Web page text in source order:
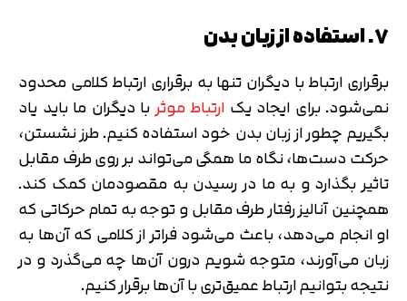
۷. استفاده از زبان بدن
برقراری ارتباط با دیگران تنها به برقراری ارتباط کلامی محدود
نمی‌شود. برای ایجاد یک ارتباط موثربا دیگران ما باید یاد
بگیریم چطور از زبان بدن خود استفاده کنیم. طرز نشستن،
حرکت دست‌ها، نگاه ما همگی می‌تواند بر روی طرف مقابل
تاثیر بگذارد و به ما در رسیدن به مقصودمان کمک کند.
همچنین آنالیز رفتار طرف مقابل و توجه به تمام حرکاتی که
او انجام می‌دهد، باعث می‌شود فراتر از کلامی که آن‌ها به
زبان می‌آورند، متوجه شویم درون آن‌ها چه می‌گذرد و در
نتیجه بتوانیم ارتباط عمیق‌تری با آن‌ها برقرار کنیم.